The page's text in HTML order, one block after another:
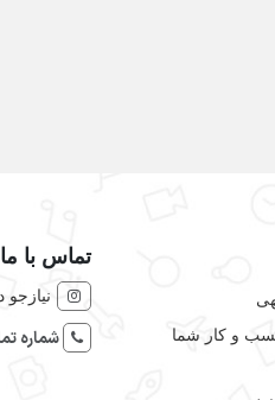
و کار شما
تماس با ما
نیازجو
شماره